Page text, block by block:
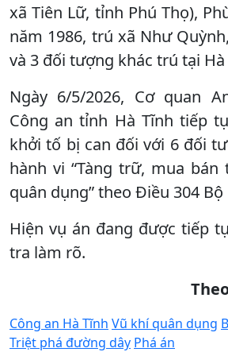
xã Tiên Lữ, tỉnh Phú Thọ),
năm 1986, trú xã Như
và 3 đối tượng khác trú tại Hà
Ngày 6/5/2026, Cơ quan
Công an tỉnh Hà Tĩnh tiếp
khởi tố bị can đối với 6 đối
hành vi “Tàng trữ, mua
quân dụng” theo Điều 304
Hiện vụ án đang được tiếp
tra làm rõ.
Công an Hà Tĩnh Vũ khí quân dụng
Triệt phá đường dây Phá án